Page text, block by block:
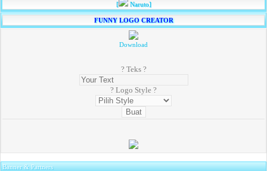
[
Naruto]
FUNNY LOGO CREATOR
Download
? Teks ?
? Logo Style ?
Banner & Partners